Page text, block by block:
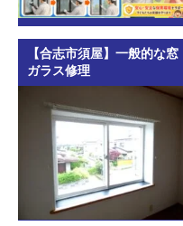
【合志市須屋】一般的な窓
ガラス修理